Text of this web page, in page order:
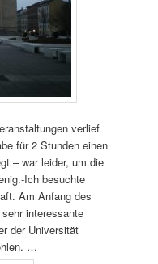
verlief
für 2 Stunden einen
– war leider, um die
Ich besuchte
Am Anfang des
interessante
der Universität
…